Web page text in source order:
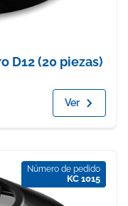
D12 (20 piezas)
Ver
Número de pedido
KC 1015